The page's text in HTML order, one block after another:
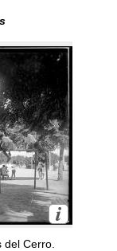
del Cerro.